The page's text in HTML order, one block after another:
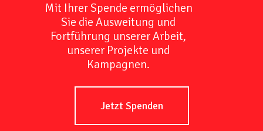
Mit Ihrer Spende ermöglichen
Sie die Ausweitung und
Fortführung unserer Arbeit,
unserer Projekte und
Kampagnen.
Jetzt Spenden